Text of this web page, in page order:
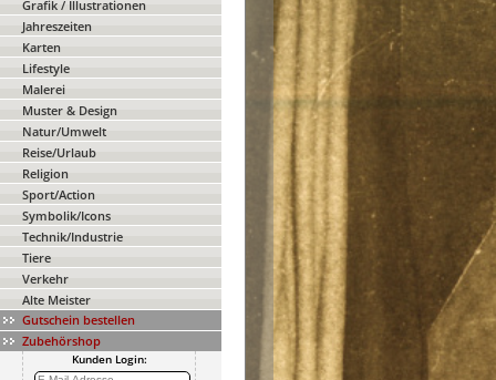
Grafik / Illustrationen
Jahreszeiten
Karten
Lifestyle
Malerei
Muster & Design
Natur/Umwelt
Reise/Urlaub
Religion
Sport/Action
Symbolik/Icons
Technik/Industrie
Tiere
Verkehr
Alte Meister
Gutschein bestellen
Zubehörshop
Kunden Login: